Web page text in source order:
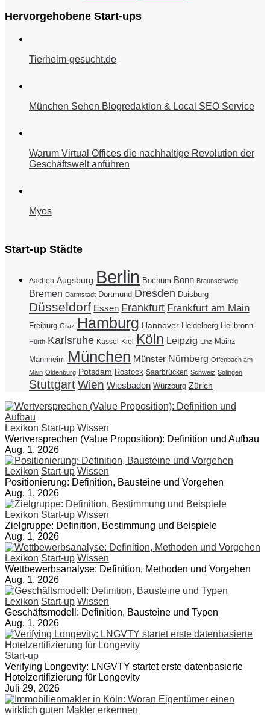
Hervorgehobene Start-ups
Tierheim-gesucht.de
München Sehen Blogredaktion & Local SEO Service
Warum Virtual Offices die nachhaltige Revolution der
Geschäftswelt anführen
Myos
Start-up Städte
Aachen Augsburg Berlin Bochum Bonn Braunschweig
Bremen Darmstadt Dortmund Dresden Duisburg
Düsseldorf Essen Frankfurt Frankfurt am Main
Freiburg Graz Hamburg Hannover Heidelberg Heilbronn
Hürth Karlsruhe Kassel Kiel Köln Leipzig Linz Mainz
Mannheim München Münster Nürnberg Offenbach am
Main Oldenburg Potsdam Rostock Saarbrücken Schweiz Solingen
StuttgartWien Wiesbaden Würzburg Zürich
Lexikon Start-up Wissen
Wertversprechen (Value Proposition): Definition und Aufbau
Aug. 1, 2026
Lexikon Start-up Wissen
Positionierung: Definition, Bausteine und Vorgehen
Aug. 1, 2026
Lexikon Start-up Wissen
Zielgruppe: Definition, Bestimmung und Beispiele
Aug. 1, 2026
Lexikon Start-up Wissen
Wettbewerbsanalyse: Definition, Methoden und Vorgehen
Aug. 1, 2026
Lexikon Start-up Wissen
Geschäftsmodell: Definition, Bausteine und Typen
Aug. 1, 2026
Start-up
Verifying Longevity: LNGVTY startet erste datenbasierte
Hotelzertifizierung für Longevity
Juli 29, 2026